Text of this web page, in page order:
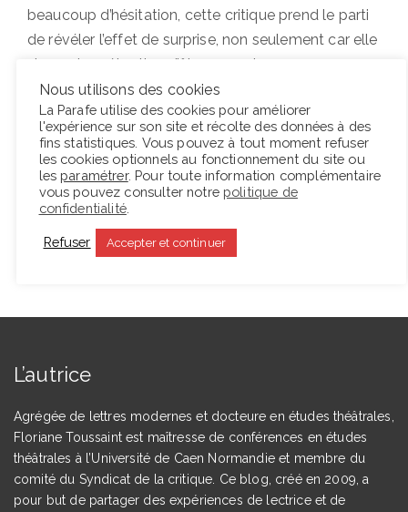
beaucoup d’hésitation, cette critique prend le parti
de révéler l’effet de surprise, non seulement car elle
n’a pas la prétention d’être assez lue pour
compromettre quoi que ce soit, mais surtout car il
n’est pas envisageable de passer sous silence une
expérience aussi profondément troublante.
Lire la suite
L’autrice
Agrégée de lettres modernes et docteure en études théâtrales,
Floriane Toussaint est maîtresse de conférences en études
théâtrales à l’Université de Caen Normandie et membre du
comité du Syndicat de la critique. Ce blog, créé en 2009, a
pour but de partager des expériences de lectrice et de
Nous utilisons des cookies
La Parafe utilise des cookies pour améliorer
l'expérience sur son site et récolte des données à des
fins statistiques. Vous pouvez à tout moment refuser
les cookies optionnels au fonctionnement du site ou
les paramétrer. Pour toute information complémentaire
vous pouvez consulter notre politique de
confidentialité.
Refuser Accepter et continuer